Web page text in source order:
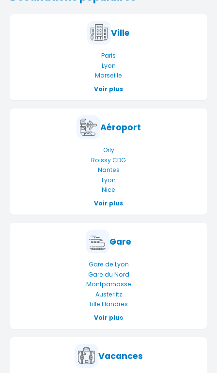
Ville
Paris
Lyon
Marseille
Voir plus
Aéroport
Orly
Roissy CDG
Nantes
Lyon
Nice
Voir plus
Gare
Gare de Lyon
Gare du Nord
Montparnasse
Austerlitz
Lille Flandres
Voir plus
Vacances